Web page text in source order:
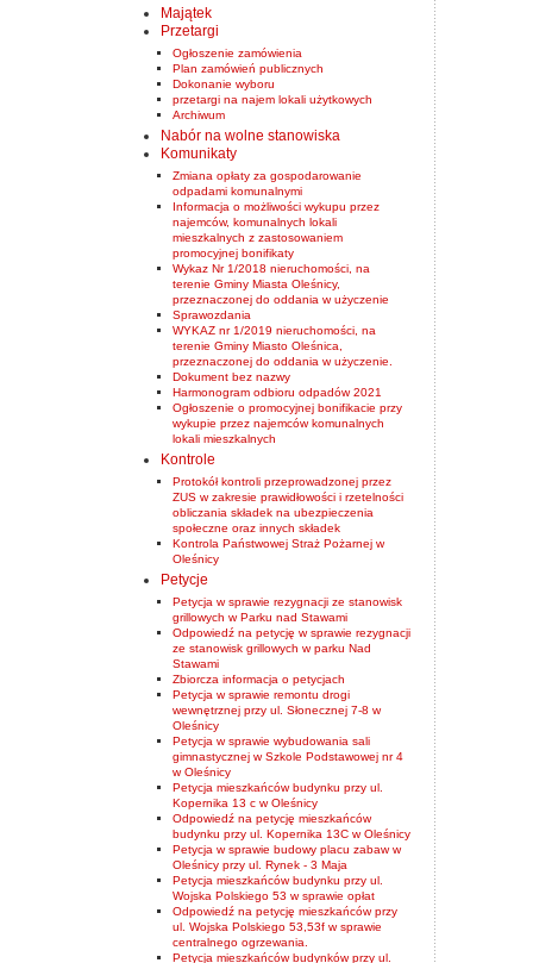
Majątek
Przetargi
Ogłoszenie zamówienia
Plan zamówień publicznych
Dokonanie wyboru
przetargi na najem lokali użytkowych
Archiwum
Nabór na wolne stanowiska
Komunikaty
Zmiana opłaty za gospodarowanie
odpadami komunalnymi
Informacja o możliwości wykupu przez
najemców, komunalnych lokali
mieszkalnych z zastosowaniem
promocyjnej bonifikaty
Wykaz Nr 1/2018 nieruchomości, na
terenie Gminy Miasta Oleśnicy,
przeznaczonej do oddania w użyczenie
Sprawozdania
WYKAZ nr 1/2019 nieruchomości, na
terenie Gminy Miasto Oleśnica,
przeznaczonej do oddania w użyczenie.
Dokument bez nazwy
Harmonogram odbioru odpadów 2021
Ogłoszenie o promocyjnej bonifikacie przy
wykupie przez najemców komunalnych
lokali mieszkalnych
Kontrole
Protokół kontroli przeprowadzonej przez
ZUS w zakresie prawidłowości i rzetelności
obliczania składek na ubezpieczenia
społeczne oraz innych składek
Kontrola Państwowej Straż Pożarnej w
Oleśnicy
Petycje
Petycja w sprawie rezygnacji ze stanowisk
grillowych w Parku nad Stawami
Odpowiedź na petycję w sprawie rezygnacji
ze stanowisk grillowych w parku Nad
Stawami
Zbiorcza informacja o petycjach
Petycja w sprawie remontu drogi
wewnętrznej przy ul. Słonecznej 7-8 w
Oleśnicy
Petycja w sprawie wybudowania sali
gimnastycznej w Szkole Podstawowej nr 4
w Oleśnicy
Petycja mieszkańców budynku przy ul.
Kopernika 13 c w Oleśnicy
Odpowiedź na petycję mieszkańców
budynku przy ul. Kopernika 13C w Oleśnicy
Petycja w sprawie budowy placu zabaw w
Oleśnicy przy ul. Rynek - 3 Maja
Petycja mieszkańców budynku przy ul.
Wojska Polskiego 53 w sprawie opłat
Odpowiedź na petycję mieszkańców przy
ul. Wojska Polskiego 53,53f w sprawie
centralnego ogrzewania.
Petycja mieszkańców budynków przy ul.